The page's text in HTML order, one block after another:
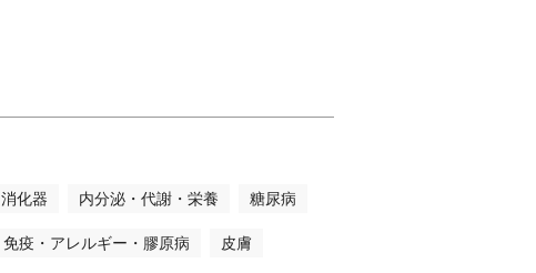
消化器 内分泌・代謝・栄養 糖尿病
免疫・アレルギー・膠原病 皮膚